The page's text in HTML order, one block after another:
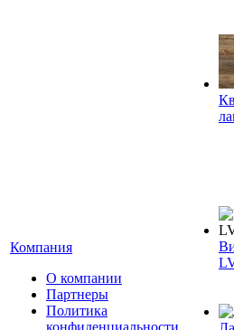
Компания
О компании
Партнеры
Политика
конфиденциальности